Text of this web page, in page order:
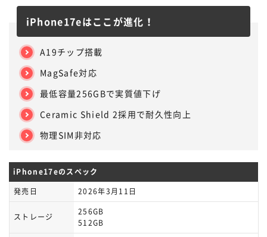
iPhone17eはここが進化！
A19チップ搭載
MagSafe対応
最低容量256GBで実質値下げ
Ceramic Shield 2採用で耐久性向上
物理SIM非対応
iPhone17eのスペック
発売日
2026年3月11日
ストレージ
256GB
512GB